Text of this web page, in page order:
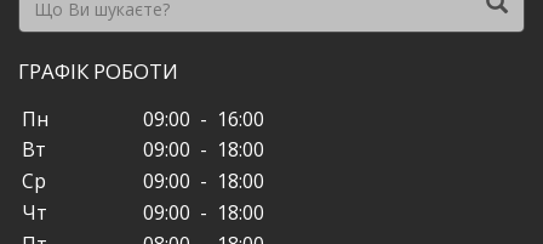
ГРАФІК РОБОТИ
Пн
09:00 - 16:00
Вт
09:00 - 18:00
Ср
09:00 - 18:00
Чт
09:00 - 18:00